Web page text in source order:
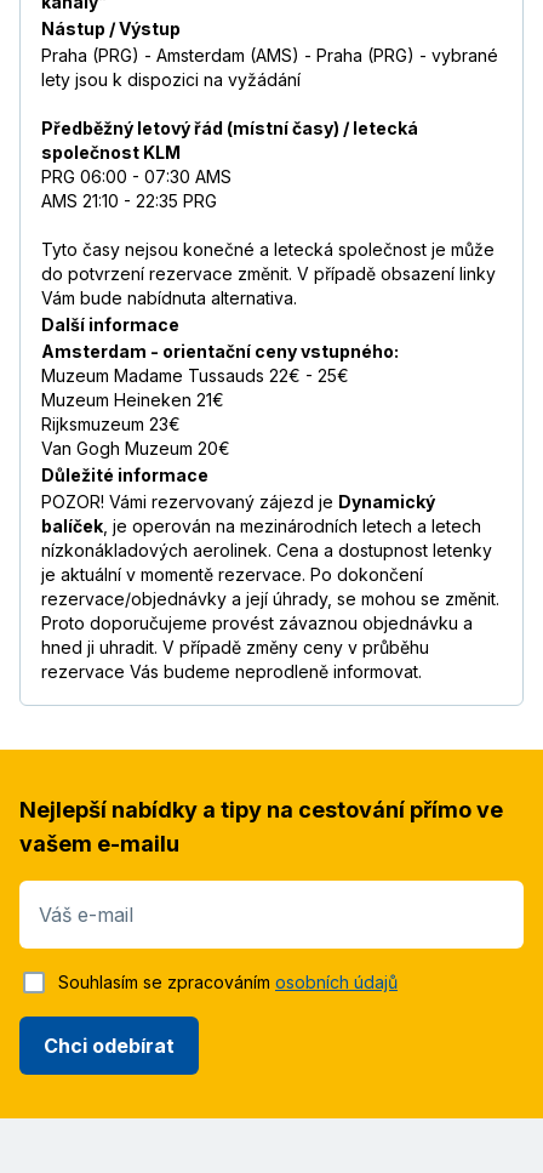
Nástup / Výstup
Praha (PRG) - Amsterdam (AMS) - Praha (PRG) - vybrané
lety jsou k dispozici na vyžádání
Předběžný letový řád (místní časy) / letecká
společnost KLM
PRG 06:00 - 07:30 AMS
AMS 21:10 - 22:35 PRG
Tyto časy nejsou konečné a letecká společnost je může
do potvrzení rezervace změnit. V případě obsazení linky
Vám bude nabídnuta alternativa.
Další informace
Amsterdam - orientační ceny vstupného:
Muzeum Madame Tussauds 22€ - 25€
Muzeum Heineken 21€
Rijksmuzeum 23€
Van Gogh Muzeum 20€
Důležité informace
POZOR! Vámi rezervovaný zájezd je Dynamický
balíček , je operován na mezinárodních letech a letech
nízkonákladových aerolinek. Cena a dostupnost letenky
je aktuální v momentě rezervace. Po dokončení
rezervace/objednávky a její úhrady, se mohou se změnit.
Proto doporučujeme provést závaznou objednávku a
hned ji uhradit. V případě změny ceny v průběhu
rezervace Vás budeme neprodleně informovat.
Nejlepší nabídky a tipy na cestování přímo ve
vašem e-mailu
Váš e-mail
Chci odebírat
Souhlasím se zpracováním osobních údajů